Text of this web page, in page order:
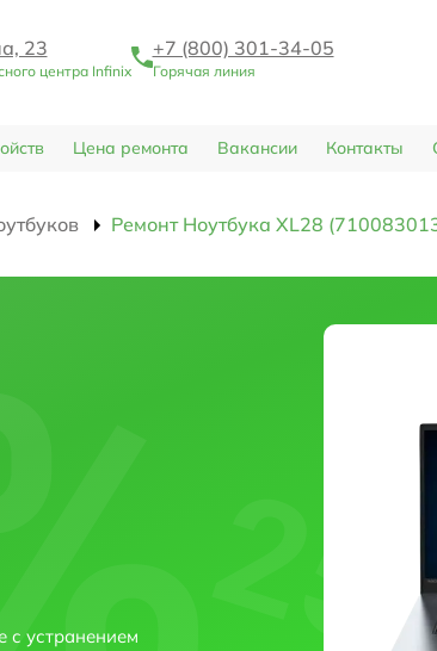
23
центра Infinix
+7 (800) 301-34-05
Горячая линия
Цена ремонта Вакансии Контакты
Ремонт Ноутбука XL28
с устранением